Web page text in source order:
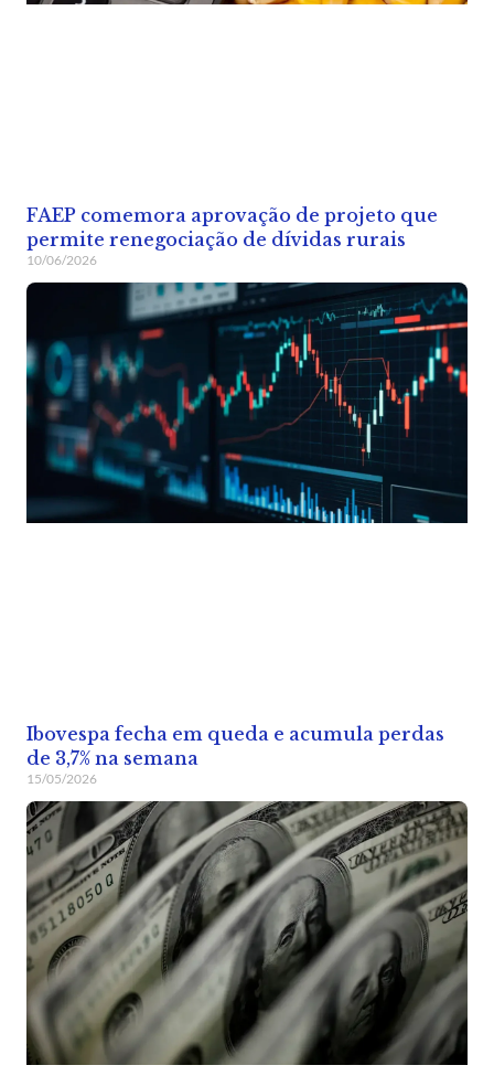
FAEP comemora aprovação de projeto que
permite renegociação de dívidas rurais
10/06/2026
Ibovespa fecha em queda e acumula perdas
de 3,7% na semana
15/05/2026